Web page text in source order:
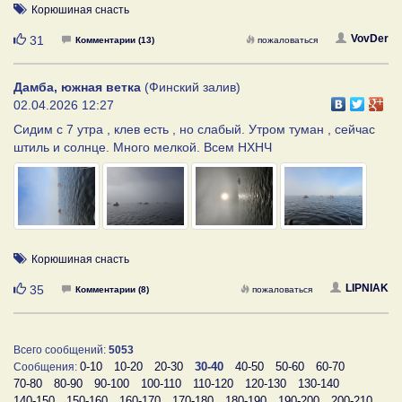
Корюшиная снасть
Нравится
31 Комментарии (13) VovDer
пожаловаться
Дамба, южная ветка (Финский залив)
02.04.2026 12:27
Сидим с 7 утра , клев есть , но слабый. Утром туман , сейчас
штиль и солнце. Много мелкой. Всем НХНЧ
Корюшиная снасть
Нравится
35 Комментарии (8) LIPNIAK
пожаловаться
Всего сообщений: 5053
Сообщения: 0-10 10-20 20-30 30-40 40-50 50-60
60-70
70-80
80-90 90-100 100-110 110-120 120-130
130-140